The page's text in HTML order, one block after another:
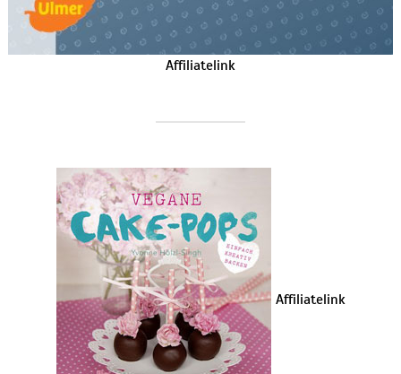
Affiliatelink
Affiliatelink